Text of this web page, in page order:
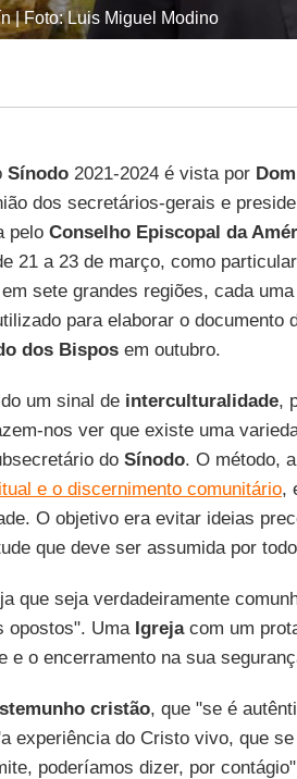
| Foto: Luis Miguel Modino
Sínodo2021-2024 é vista por
dos secretários-gerais e
peloConselho Episcopal da
21 a 23 de março, como
sete grandes regiões, cada
para elaborar o documento
dos Bisposem outubro.
um sinal de interculturalidade,
nos ver que existe uma
do Sínodo. O método,
e o discernimento comunitário,
O objetivo era evitar ideias
que deve ser assumida por
que seja verdadeiramente
opostos". Uma Igrejacom um
e o encerramento na sua
cristão, que "se é
experiência do Cristo vivo, que
poderíamos dizer, por